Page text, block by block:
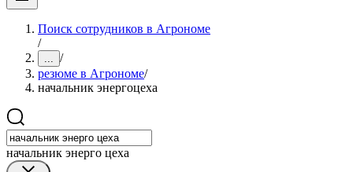
Поиск сотрудников в Агрономе
/
... /
резюме в Агрономе/
начальник энергоцеха
начальник энерго цеха